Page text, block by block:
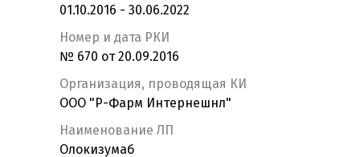
01.10.2016 - 30.06.2022
Номер и дата РКИ
№ 670 от 20.09.2016
Организация, проводящая КИ
ООО "Р-Фарм Интернешнл"
Наименование ЛП
Олокизумаб